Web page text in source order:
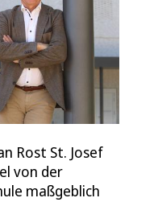
Rost St. Josef
von der
maßgeblich